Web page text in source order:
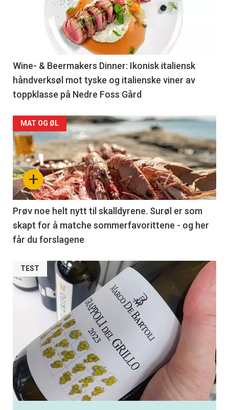
Wine- & Beermakers Dinner: Ikonisk italiensk
håndverksøl mot tyske og italienske viner av
toppklasse på Nedre Foss Gård
+
MAT OG ØL
Prøv noe helt nytt til skalldyrene. Surøl er som
skapt for å matche sommerfavorittene - og her
får du forslagene
TEST